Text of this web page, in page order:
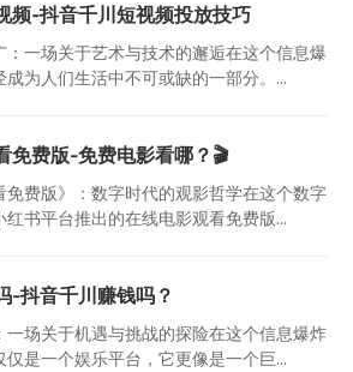
频-抖音千川短视频投放技巧
一场关于艺术与技术的邂逅在这个信息爆
为人们生活中不可或缺的一部分。...
免费版-免费电影看哪？🎬
免费版》：数字时代的观影哲学在这个数字
书平台推出的在线电影观看免费版...
-抖音千川赚钱吗？
场关于机遇与挑战的探险在这个信息爆炸
是一个娱乐平台，它更像是一个巨...